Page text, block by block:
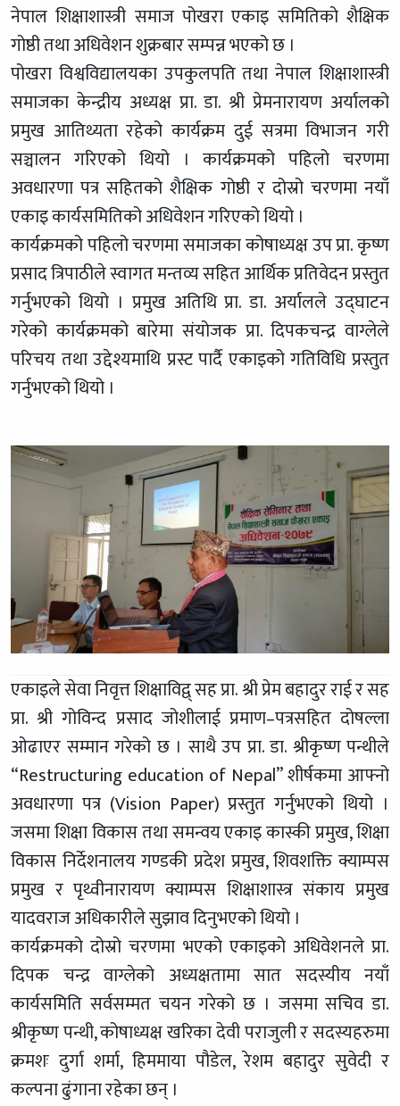
नेपाल शिक्षाशास्त्री समाज पोखरा एकाइ समितिको शैक्षिक
गोष्ठी तथा अधिवेशन शुक्रबार सम्पन्न भएको छ ।
पोखरा विश्वविद्यालयका उपकुलपति तथा नेपाल शिक्षाशास्त्री
समाजका केन्द्रीय अध्यक्ष प्रा. डा. श्री प्रेमनारायण अर्यालको
प्रमुख आतिथ्यता रहेको कार्यक्रम दुई सत्रमा विभाजन गरी
सञ्चालन गरिएको थियो । कार्यक्रमको पहिलो चरणमा
अवधारणा पत्र सहितको शैक्षिक गोष्ठी र दोस्रो चरणमा नयाँ
एकाइ कार्यसमितिको अधिवेशन गरिएको थियो ।
कार्यक्रमको पहिलो चरणमा समाजका कोषाध्यक्ष उप प्रा. कृष्ण
प्रसाद त्रिपाठीले स्वागत मन्तव्य सहित आर्थिक प्रतिवेदन प्रस्तुत
गर्नुभएको थियो । प्रमुख अतिथि प्रा. डा. अर्यालले उद्घाटन
गरेको कार्यक्रमको बारेमा संयोजक प्रा. दिपकचन्द्र वाग्लेले
परिचय तथा उद्देश्यमाथि प्रस्ट पार्दै एकाइको गतिविधि प्रस्तुत
गर्नुभएको थियो ।
एकाइले सेवा निवृत्त शिक्षाविद्व् सह प्रा. श्री प्रेम बहादुर राई र सह
प्रा. श्री गोविन्द प्रसाद जोशीलाई प्रमाण–पत्रसहित दोषल्ला
ओढाएर सम्मान गरेको छ । साथै उप प्रा. डा. श्रीकृष्ण पन्थीले
“Restructuring education of Nepal” शीर्षकमा आफ्नो
अवधारणा पत्र (Vision Paper) प्रस्तुत गर्नुभएको थियो ।
जसमा शिक्षा विकास तथा समन्वय एकाइ कास्की प्रमुख, शिक्षा
विकास निर्देशनालय गण्डकी प्रदेश प्रमुख, शिवशक्ति क्याम्पस
प्रमुख र पृथ्वीनारायण क्याम्पस शिक्षाशास्त्र संकाय प्रमुख
यादवराज अधिकारीले सुझाव दिनुभएको थियो ।
कार्यक्रमको दोस्रो चरणमा भएको एकाइको अधिवेशनले प्रा.
दिपक चन्द्र वाग्लेको अध्यक्षतामा सात सदस्यीय नयाँ
कार्यसमिति सर्वसम्मत चयन गरेको छ । जसमा सचिव डा.
श्रीकृष्ण पन्थी, कोषाध्यक्ष खरिका देवी पराजुली र सदस्यहरुमा
क्रमशः दुर्गा शर्मा, हिममाया पौडेल, रेशम बहादुर सुवेदी र
कल्पना ढुंगाना रहेका छन् ।